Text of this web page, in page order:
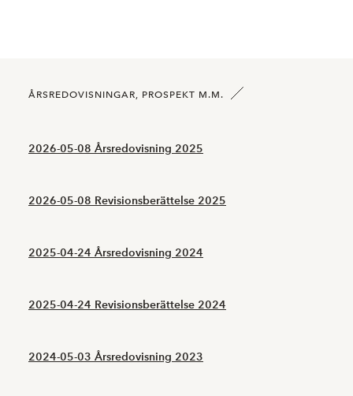
ÅRSREDOVISNINGAR, PROSPEKT M.M.
2026-05-08 Årsredovisning 2025
2026-05-08 Revisionsberättelse 2025
2025-04-24 Årsredovisning 2024
2025-04-24 Revisionsberättelse 2024
2024-05-03 Årsredovisning 2023